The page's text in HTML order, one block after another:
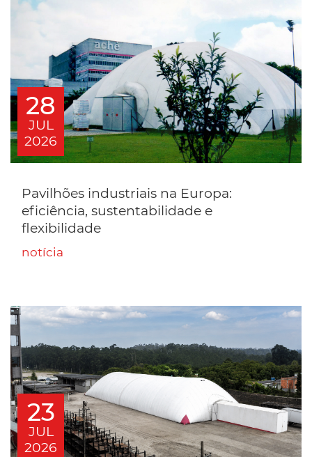
28
JUL
2026
Pavilhões industriais na Europa:
eficiência, sustentabilidade e
flexibilidade
notícia
23
JUL
2026